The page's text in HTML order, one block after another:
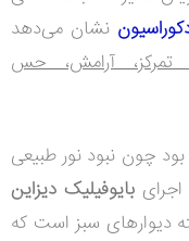
نشان می‌دهد
آرامش، حس
چون نبود نور طبیعی
بایوفیلیک دیزاین
دیوارهای سبز است که